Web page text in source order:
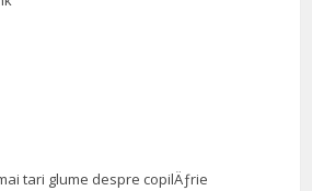
tari glume despre copilÄƒrie